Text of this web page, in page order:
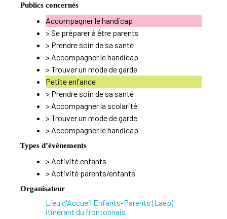
Publics concernés
Accompagner le handicap
>Se préparer à être parents
> Prendre soin de sa santé
> Accompagner le handicap
>Trouver un mode de garde
Petite enfance
> Prendre soin de sa santé
> Accompagner la scolarité
>Trouver un mode de garde
> Accompagner le handicap
Types d’évènements
> Activité enfants
> Activité parents/enfants
Organisateur
Lieu d'Accueil Enfants-Parents (Laep)
itinérant du frontonnais